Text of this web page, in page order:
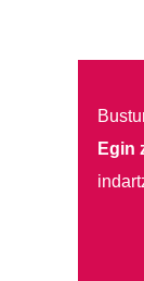
Egin